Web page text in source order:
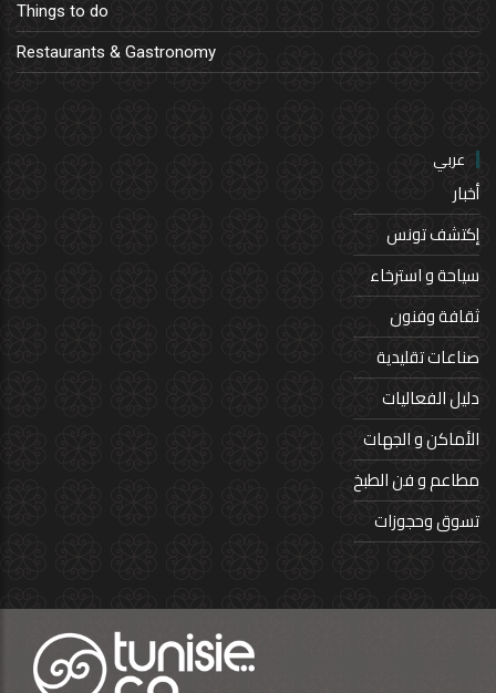
Things to do
Restaurants & Gastronomy
عربي
أخبار
إكتشف تونس
سياحة و استرخاء
ثقافة وفنون
صناعات تقليدية
دليل الفعاليات
الأماكن و الجهات
مطاعم و فن الطبخ
تسوق وحجوزات